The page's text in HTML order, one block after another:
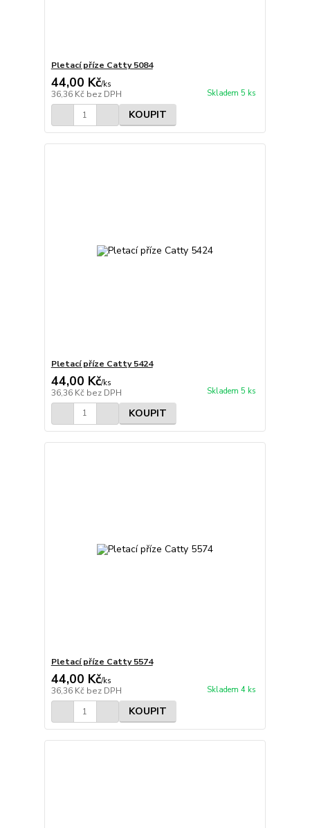
Pletací příze Catty 5084
44,00 Kč/ks
36,36 Kč bez DPH Skladem 5 ks
KOUPIT
Pletací příze Catty 5424
44,00 Kč/ks
36,36 Kč bez DPH Skladem 5 ks
KOUPIT
Pletací příze Catty 5574
44,00 Kč/ks
36,36 Kč bez DPH Skladem 4 ks
KOUPIT